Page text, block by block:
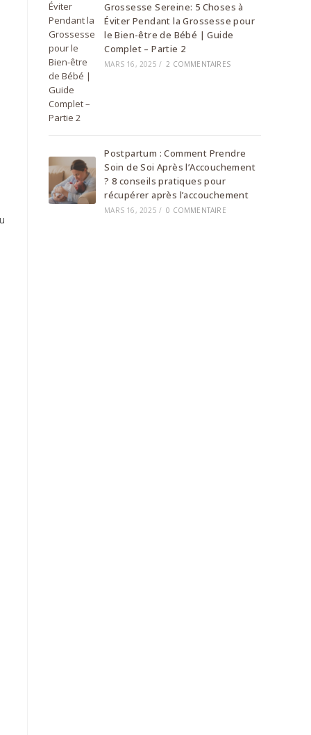
Grossesse Sereine: 5 Choses à
Éviter Pendant la Grossesse pour
le Bien-être de Bébé | Guide
Complet – Partie 2
MARS 16, 2025 / 2 COMMENTAIRES
Postpartum : Comment Prendre
Soin de Soi Après l’Accouchement
? 8 conseils pratiques pour
récupérer après l’accouchement
MARS 16, 2025 / 0 COMMENTAIRE